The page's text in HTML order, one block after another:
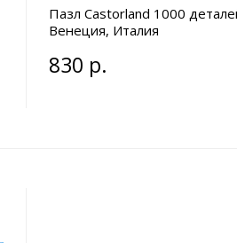
Пазл Castorland 1000
Венеция, Италия
830 р.